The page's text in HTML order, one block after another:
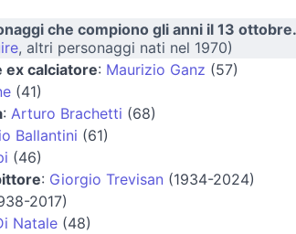
che compiono gli anni il 13 ottobre.
, altri personaggi nati nel 1970)
ex calciatore: Maurizio Ganz (57)
(41)
: Arturo Brachetti (68)
Ballantini (61)
(46)
: Giorgio Trevisan (1934-2024)
2017)
Natale(48)